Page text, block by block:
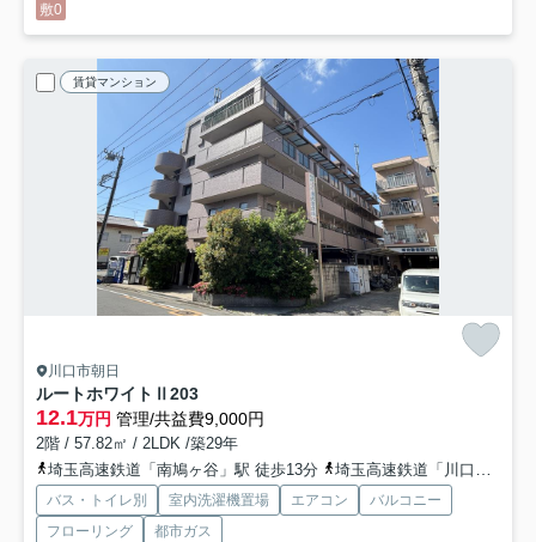
敷0
賃貸マンション
川口市朝日
ルートホワイトⅡ 203
12.1万円 管理/共益費9,000円
2階 / 57.82㎡ / 2LDK /築29年
埼玉高速鉄道「南鳩ヶ谷」駅 徒歩13分
埼玉高速鉄道「川口元郷」駅 徒歩14分
バス・トイレ別 室内洗濯機置場 エアコン
バルコニー
フローリング
都市ガス